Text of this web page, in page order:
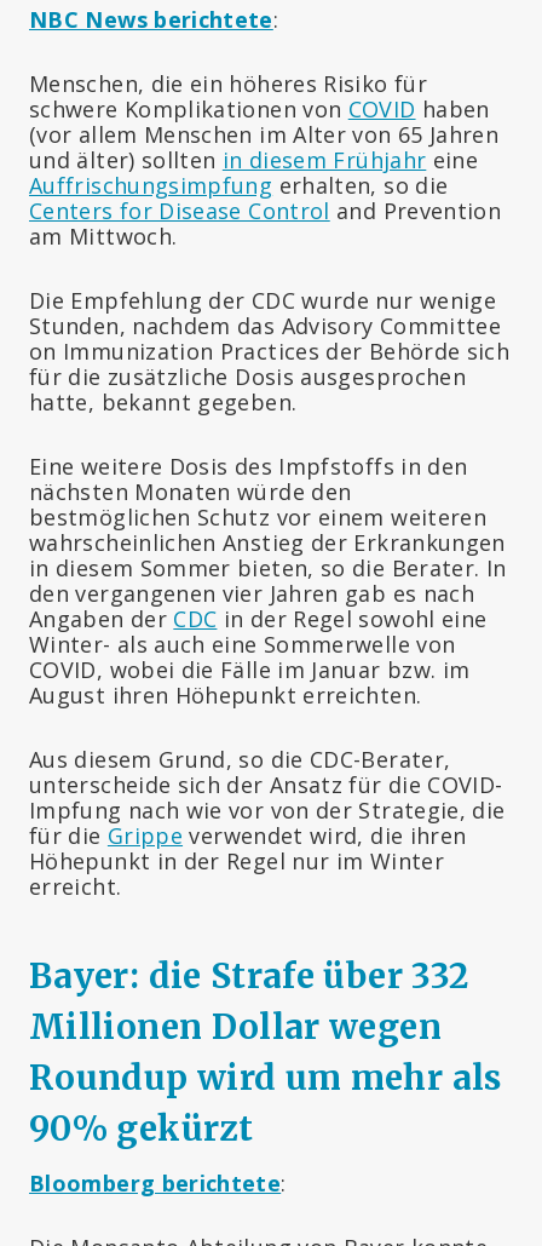
NBC News berichtete:
Menschen, die ein höheres Risiko für
schwere Komplikationen von COVID haben
(vor allem Menschen im Alter von 65 Jahren
und älter) sollten in diesem Frühjahr eine
Auffrischungsimpfung erhalten, so die
Centers for Disease Control and Prevention
am Mittwoch.
Die Empfehlung der CDC wurde nur wenige
Stunden, nachdem das Advisory Committee
on Immunization Practices der Behörde sich
für die zusätzliche Dosis ausgesprochen
hatte, bekannt gegeben.
Eine weitere Dosis des Impfstoffs in den
nächsten Monaten würde den
bestmöglichen Schutz vor einem weiteren
wahrscheinlichen Anstieg der Erkrankungen
in diesem Sommer bieten, so die Berater. In
den vergangenen vier Jahren gab es nach
Angaben der CDC in der Regel sowohl eine
Winter- als auch eine Sommerwelle von
COVID, wobei die Fälle im Januar bzw. im
August ihren Höhepunkt erreichten.
Aus diesem Grund, so die CDC-Berater,
unterscheide sich der Ansatz für die COVID-
Impfung nach wie vor von der Strategie, die
für die Grippe verwendet wird, die ihren
Höhepunkt in der Regel nur im Winter
erreicht.
Bayer: die Strafe über 332
Millionen Dollar wegen
Roundup wird um mehr als
90% gekürzt
Bloomberg berichtete: